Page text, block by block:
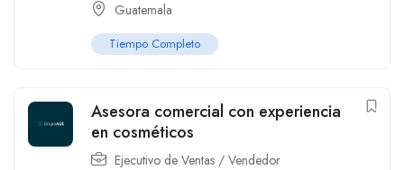
Guatemala
Tiempo Completo
Asesora comercial con experiencia
en cosméticos
Ejecutivo de Ventas / Vendedor